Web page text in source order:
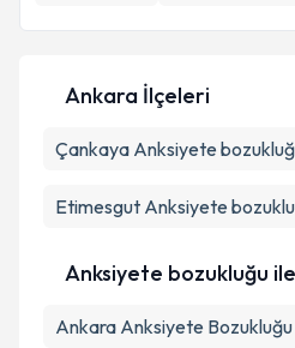
E-posta Adresiniz
Metni'ni okudum ve
Ankara İlçeleri
Çankaya Anksiyete
Etimesgut Anksiyete
Anksiyete bozukluğu
Ankara Anksiyete Bozukluğu